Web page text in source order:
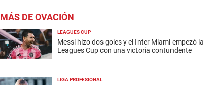
MÁS DE OVACIÓN
LEAGUES CUP
Messi hizo dos goles y el Inter Miami empezó la
Leagues Cup con una victoria contundente
LIGA PROFESIONAL